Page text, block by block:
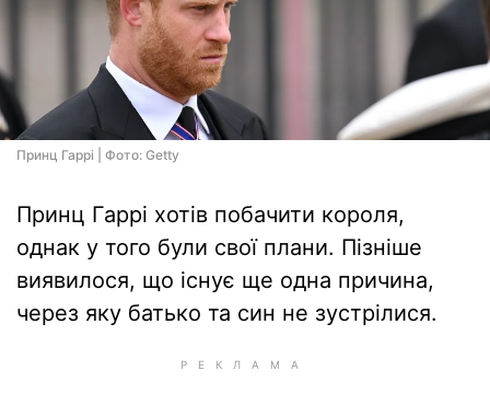
Принц Гаррі | Фото: Getty
Принц Гаррі хотів побачити короля,
однак у того були свої плани. Пізніше
виявилося, що існує ще одна причина,
через яку батько та син не зустрілися.